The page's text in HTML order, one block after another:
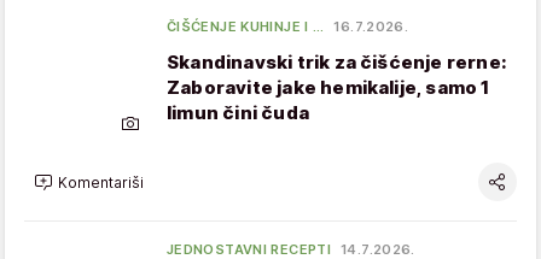
ČIŠĆENJE KUHINJE I … 16.7.2026.
Skandinavski trik za čišćenje rerne:
Zaboravite jake hemikalije, samo 1
limun čini čuda
Komentariši
JEDNOSTAVNI RECEPTI 14.7.2026.